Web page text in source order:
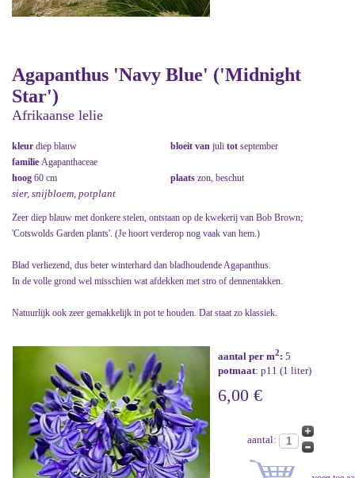
Agapanthus 'Navy Blue' ('Midnight
Star')
Afrikaanse lelie
kleur diep blauw bloeit van juli tot september
familie Agapanthaceae
hoog 60 cm plaats zon, beschut
sier, snijbloem, potplant
Zeer diep blauw met donkere stelen, ontstaan op de kwekerij van Bob Brown;
'Cotswolds Garden plants'. (Je hoort verderop nog vaak van hem.)
Blad verliezend, dus beter winterhard dan bladhoudende Agapanthus.
In de volle grond wel misschien wat afdekken met stro of dennentakken.
Natuurlijk ook zeer gemakkelijk in pot te houden. Dat staat zo klassiek.
aantal per m2: 5
potmaat: p11 (1 liter)
6,00 €
aantal: